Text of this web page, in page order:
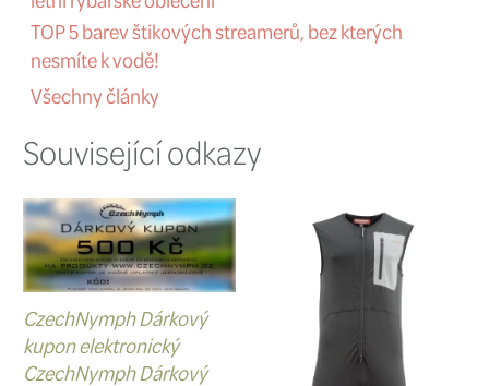
navíc hodně znát! 😅 Ideálně
jen v brodících kalhotách + k
malý lehký podběrák, který
pásek od broďáků a nějakou
krabičku jen s těmi
vlasec,náhrdelník
kam připnu
štípátko na vlasec atd…